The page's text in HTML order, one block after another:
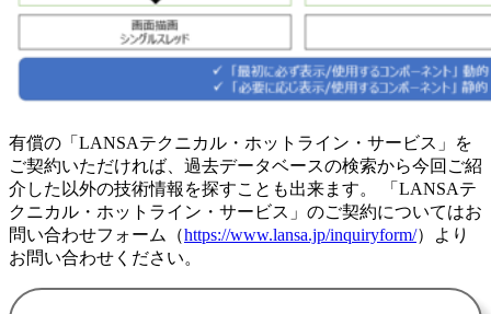
有償の「LANSAテクニカル・ホットライン・サービス」を
ご契約いただければ、過去データベースの検索から今回ご紹
介した以外の技術情報を探すことも出来ます。 「LANSAテ
クニカル・ホットライン・サービス」のご契約についてはお
問い合わせフォーム（https://www.lansa.jp/inquiryform/）より
お問い合わせください。